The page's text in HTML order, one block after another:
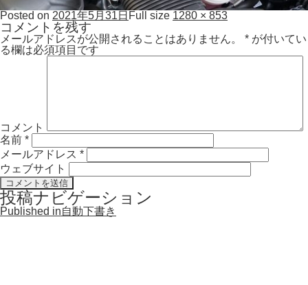
Posted on 2021年5月31日 Full size 1280 × 853
コメントを残す
メールアドレスが公開されることはありません。 * が付いてい
る欄は必須項目です
コメント
名前 *
メールアドレス *
ウェブサイト
投稿ナビゲーション
Published in自動下書き